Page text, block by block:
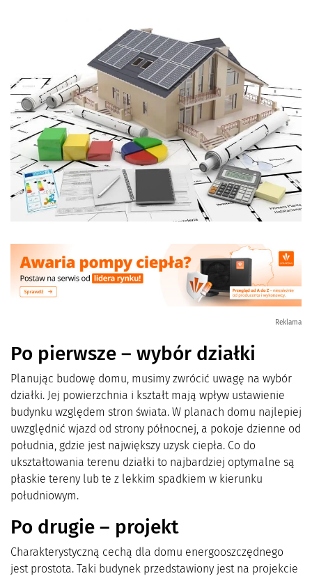
Reklama
Po pierwsze – wybór działki
Planując budowę domu, musimy zwrócić uwagę na wybór
działki. Jej powierzchnia i kształt mają wpływ ustawienie
budynku względem stron świata. W planach domu najlepiej
uwzględnić wjazd od strony północnej, a pokoje dzienne od
południa, gdzie jest największy uzysk ciepła. Co do
ukształtowania terenu działki to najbardziej optymalne są
płaskie tereny lub te z lekkim spadkiem w kierunku
południowym.
Po drugie – projekt
Charakterystyczną cechą dla domu energooszczędnego
jest prostota. Taki budynek przedstawiony jest na projekcie